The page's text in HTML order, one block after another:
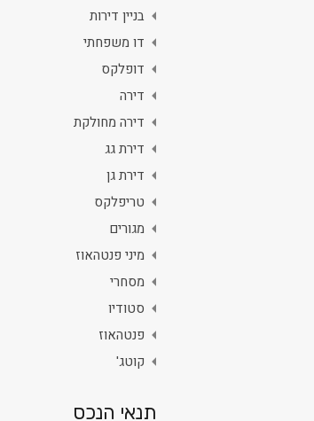
בניין דירות
דו משפחתי
דופלקס
דירה
דירה מחולקת
דירת גג
דירת גן
טריפלקס
מגורים
מיני פנטהאוז
מסחרי
סטודיו
פנטהאוז
קוטג'
תנאי הנכס